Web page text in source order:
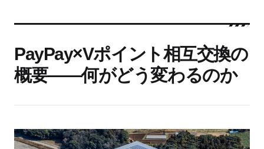
PayPay×Vポイント相互交換の
概要——何がどう変わるのか